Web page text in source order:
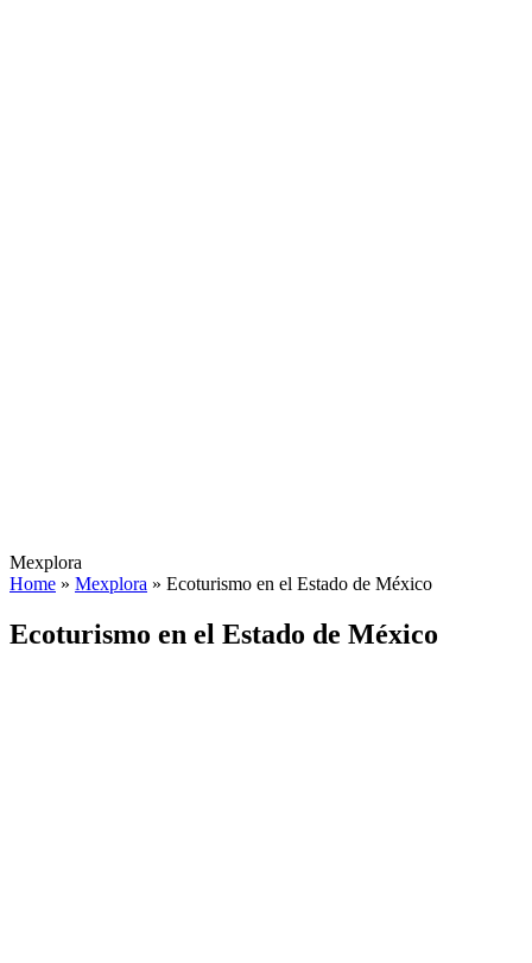
Mexplora
Home » Mexplora » Ecoturismo en el Estado de México
Ecoturismo en el Estado de México